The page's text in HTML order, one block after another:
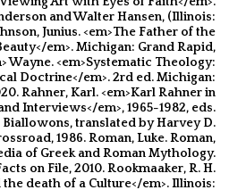
and Walter Hansen, (Illinois:
Junius. <em>The Father of the
em>. Michigan: Grand Rapid,
Wayne. <em>Systematic Theology:
Doctrine</em>. 2rd ed. Michigan:
Rahner, Karl. <em>Karl Rahner in
Interviews</em>, 1965-1982, eds.
translated by Harvey D.
1986. Roman, Luke. Roman,
of Greek and Roman Mythology.
on File, 2010. Rookmaaker, R. H.
the death of a Culture</em>. Illinois: